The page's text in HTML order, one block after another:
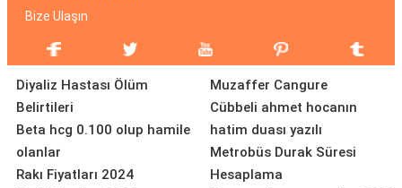
Bize Ulaşın
Diyaliz Hastası Ölüm
Belirtileri
Beta hcg 0.100 olup hamile
olanlar
Rakı Fiyatları 2024
Muzaffer Cangure
Cübbeli ahmet hocanın
hatim duası yazılı
Metrobüs Durak Süresi
Hesaplama